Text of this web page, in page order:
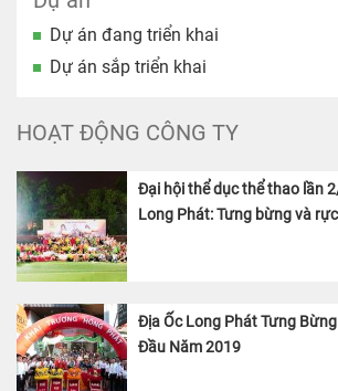
Dự án đang triển khai
Dự án sắp triển khai
HOẠT ĐỘNG CÔNG TY
Đại hội thể dục thể thao lần
Long Phát: Tưng bừng và
Địa Ốc Long Phát Tưng
Đầu Năm 2019